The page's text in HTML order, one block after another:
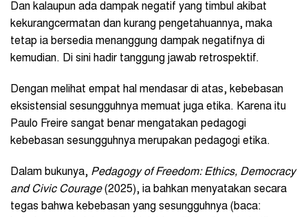
Dan kalaupun ada dampak negatif yang timbul akibat
kekurangcermatan dan kurang pengetahuannya, maka
tetap ia bersedia menanggung dampak negatifnya di
kemudian. Di sini hadir tanggung jawab retrospektif.
Dengan melihat empat hal mendasar di atas, kebebasan
eksistensial sesungguhnya memuat juga etika. Karena itu
Paulo Freire sangat benar mengatakan pedagogi
kebebasan sesungguhnya merupakan pedagogi etika.
Dalam bukunya, Pedagogy of Freedom: Ethics, Democracy
and Civic Courage(2025), ia bahkan menyatakan secara
tegas bahwa kebebasan yang sesungguhnya (baca: